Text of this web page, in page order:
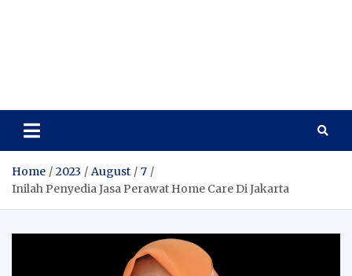
Best College Rankings
Home 2023 August
7
Inilah Penyedia Jasa Perawat Home Care Di Jakarta